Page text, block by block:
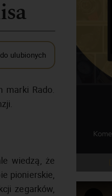
ulubionych
Rado.
wiedzą, że
pionierskie,
zegarków,